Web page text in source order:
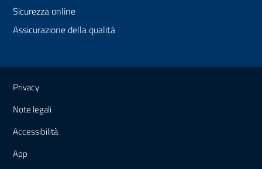
Sicurezza online
Assicurazione della qualità
Link e informazioni utili
Privacy
Note legali
Accessibilità
App